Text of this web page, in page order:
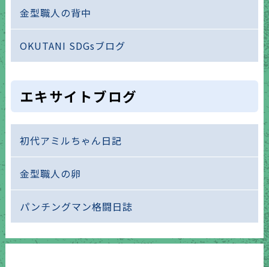
金型職人の背中
OKUTANI SDGsブログ
エキサイトブログ
初代アミルちゃん日記
金型職人の卵
パンチングマン格闘日誌